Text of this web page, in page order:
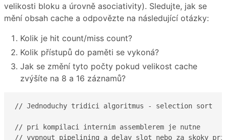
velikosti bloku a úrovně asociativity). Sledujte, jak se
mění obsah cache a odpovězte na následující otázky:
Kolik je hit count/miss count?
Kolik přístupů do paměti se vykoná?
Jak se změní tyto počty pokud velikost cache
zvýšíte na 8 a 16 záznamů?
// Jednoduchy tridici algoritmus - selection sort
// pri kompilaci internim assemblerem je nutne
// vypnout pipelining a delay slot nebo za skoky